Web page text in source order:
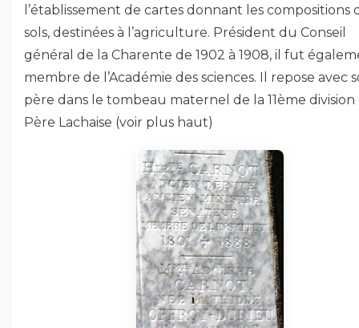
l’établissement de cartes donnant les compositions
sols, destinées à l’agriculture. Président du Conseil
général de la Charente de 1902 à 1908, il fut
membre de l’Académie des sciences. Il repose avec
père dans le tombeau maternel de la 11ème
Père Lachaise (voir plus haut)